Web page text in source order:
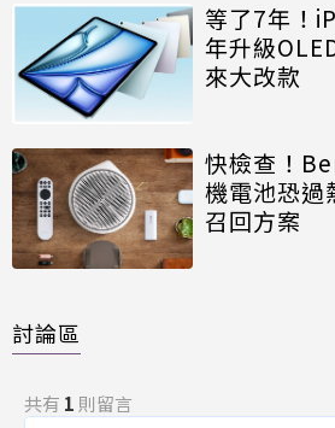
等了7年！
年升級
來大改款
快檢查！
機電池恐過
召回方案
討論區
共有 1 則留言